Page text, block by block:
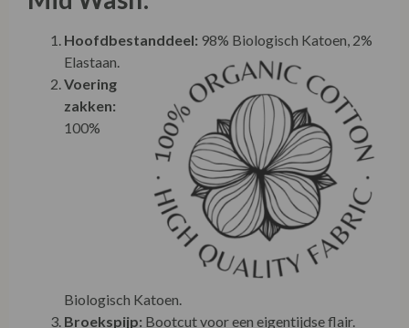
Details van de Highmore Jean
Mid Wash:
Hoofdbestanddeel:
98% Biologisch Katoen, 2%